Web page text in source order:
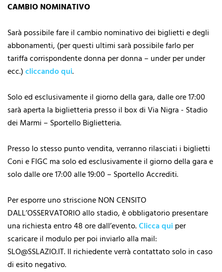
CAMBIO NOMINATIVO
Sarà possibile fare il cambio nominativo dei biglietti e degli
abbonamenti, (per questi ultimi sarà possibile farlo per
tariffa corrispondente donna per donna – under per under
ecc.)cliccando qui.
Solo ed esclusivamente il giorno della gara, dalle ore 17:00
sarà aperta la biglietteria presso il box di Via Nigra - Stadio
dei Marmi – Sportello Biglietteria.
Presso lo stesso punto vendita, verranno rilasciati i biglietti
Coni e FIGC ma solo ed esclusivamente il giorno della gara e
solo dalle ore 17:00 alle 19:00 – Sportello Accrediti.
Per esporre uno striscione NON CENSITO
DALL’OSSERVATORIO allo stadio, è obbligatorio presentare
una richiesta entro 48 ore dall’evento.Clicca qui per
scaricare il modulo per poi inviarlo alla mail:
SLO@SSLAZIO.IT. Il richiedente verrà contattato solo in caso
di esito negativo.